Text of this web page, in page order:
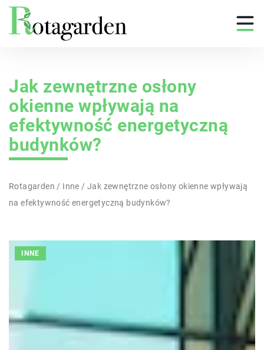
Jak zewnętrzne osłony
okienne wpływają na
efektywność energetyczną
budynków?
Rotagarden / Inne /Jak zewnętrzne osłony okienne wpływają
na efektywność energetyczną budynków?
INNE